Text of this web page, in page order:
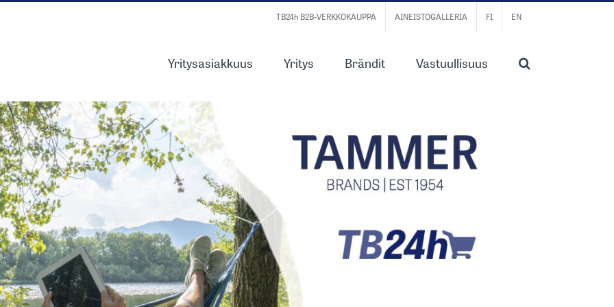
TB24h B2B-VERKKOKAUPPA AINEISTOGALLERIA FI EN
Yritysasiakkuus Yritys Brändit Vastuullisuus